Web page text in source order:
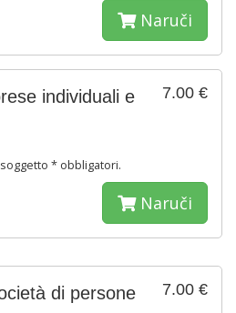
Naruči
7.00 €
individuali e
* obbligatori.
Naruči
7.00 €
di persone